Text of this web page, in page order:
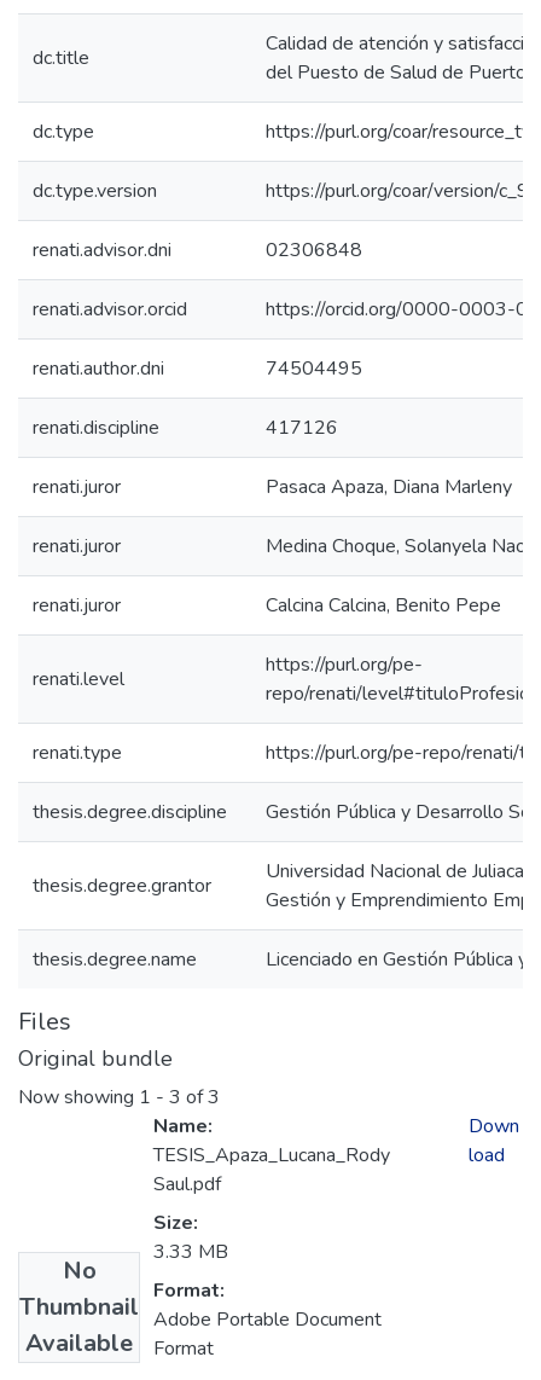
dc.title
Calidad de atención y
del Puesto de Salud de Puerto
dc.type https://purl.org/coar/
dc.type.version https://purl.org/coar/version/
renati.advisor.dni 02306848
renati.advisor.orcid https://orcid.org/0000-0003-
renati.author.dni 74504495
renati.discipline 417126
renati.juror Pasaca Apaza, Diana Marleny
renati.juror Medina Choque, Solanyela
renati.juror Calcina Calcina, Benito Pepe
renati.level
https://purl.org/pe-
repo/renati/
renati.type https://purl.org/pe-repo/renati/
thesis.degree.discipline Gestión Pública y Desarrollo
thesis.degree.grantor
Universidad Nacional de Juliaca.
Gestión y Emprendimiento
thesis.degree.name Licenciado en Gestión Pública y
Files
Original bundle
Now showing 1 - 3 of 3
No
Thumbnail
Available
Name:
TESIS_Apaza_Lucana_Rody
Saul.pdf
Size:
3.33 MB
Format:
Adobe Portable Document
Format
Down
load